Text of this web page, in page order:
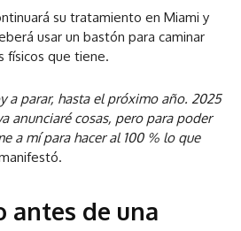
su tratamiento en Miami y
usar un bastón para caminar
físicos que tiene.
a parar, hasta el próximo año. 2025
anunciaré cosas, pero para poder
a mí para hacer al 100 % lo que
antes de una